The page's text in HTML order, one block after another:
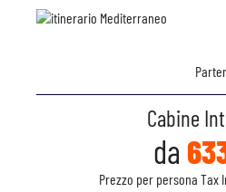
Cabine
da
Prezzo per persona Tax